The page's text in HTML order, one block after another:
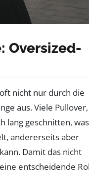
Oversized-
nicht nur durch die
aus. Viele Pullover,
lang geschnitten, was
andererseits aber
Damit das nicht
entscheidende